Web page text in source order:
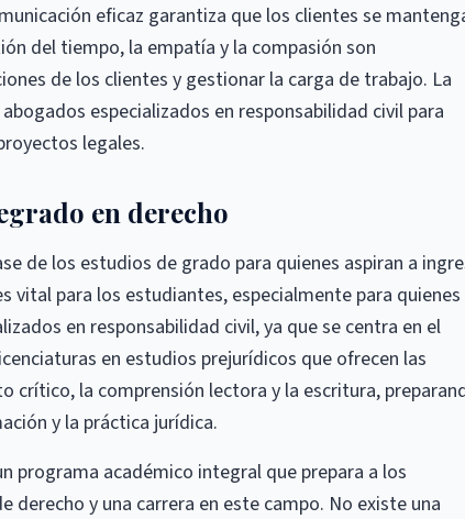
eficaz garantiza que los clientes se
del tiempo, la empatía y la compasión son
de los clientes y gestionar la carga de trabajo. La
especializados en responsabilidad civil para
legales.
en derecho
de los estudios de grado para quienes aspiran a
vital para los estudiantes, especialmente para quienes
en responsabilidad civil, ya que se centra en el
en estudios prejurídicos que ofrecen las
crítico, la comprensión lectora y la escritura,
y la práctica jurídica.
programa académico integral que prepara a los
y una carrera en este campo. No existe una